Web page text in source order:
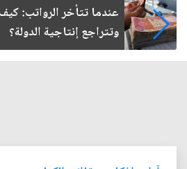
صمت الطريق بعد الأربعين